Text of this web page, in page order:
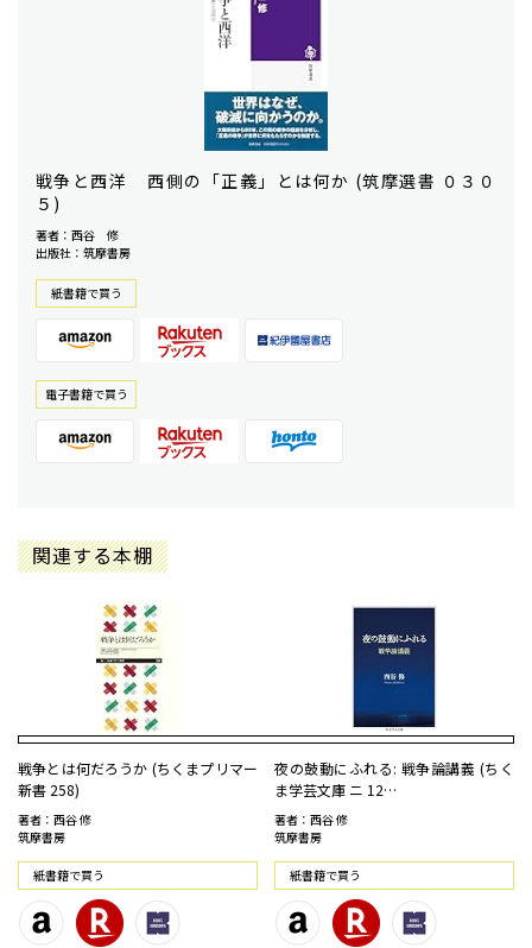
戦争と西洋 ――西側の「正義」とは何か (筑摩選書 ０３０
５)
著者：西谷 修
出版社：筑摩書房
紙書籍で買う
電⼦書籍で買う
関連する本棚
戦争とは何だろうか (ちくまプリマー
新書 258)
著者：西谷 修
筑摩書房
紙書籍で買う
夜の鼓動にふれる: 戦争論講義 (ちく
ま学芸文庫 ニ 12…
著者：西谷 修
筑摩書房
紙書籍で買う